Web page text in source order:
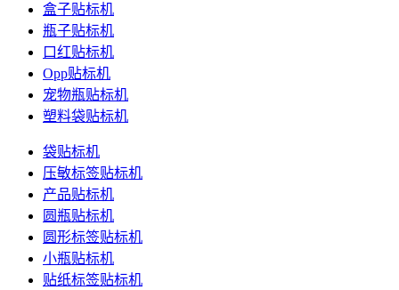
盒子贴标机
瓶子贴标机
口红贴标机
Opp贴标机
宠物瓶贴标机
塑料袋贴标机
袋贴标机
压敏标签贴标机
产品贴标机
圆瓶贴标机
圆形标签贴标机
小瓶贴标机
贴纸标签贴标机